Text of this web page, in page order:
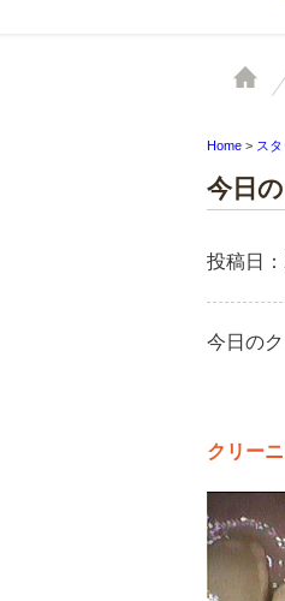
Home > ス
今日
投稿日
今日の
クリー